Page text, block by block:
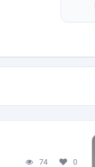
74 0